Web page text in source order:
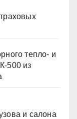
тепло- и
500 из
и салона